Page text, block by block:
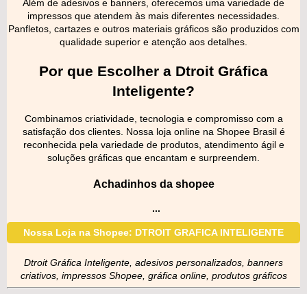
Além de adesivos e banners, oferecemos uma variedade de
impressos que atendem às mais diferentes necessidades.
Panfletos, cartazes e outros materiais gráficos são produzidos com
qualidade superior e atenção aos detalhes.
Por que Escolher a Dtroit Gráfica
Inteligente?
Combinamos criatividade, tecnologia e compromisso com a
satisfação dos clientes. Nossa loja online na Shopee Brasil é
reconhecida pela variedade de produtos, atendimento ágil e
soluções gráficas que encantam e surpreendem.
Achadinhos da shopee
...
Nossa Loja na Shopee: DTROIT GRAFICA INTELIGENTE
Dtroit Gráfica Inteligente, adesivos personalizados, banners
criativos, impressos Shopee, gráfica online, produtos gráficos